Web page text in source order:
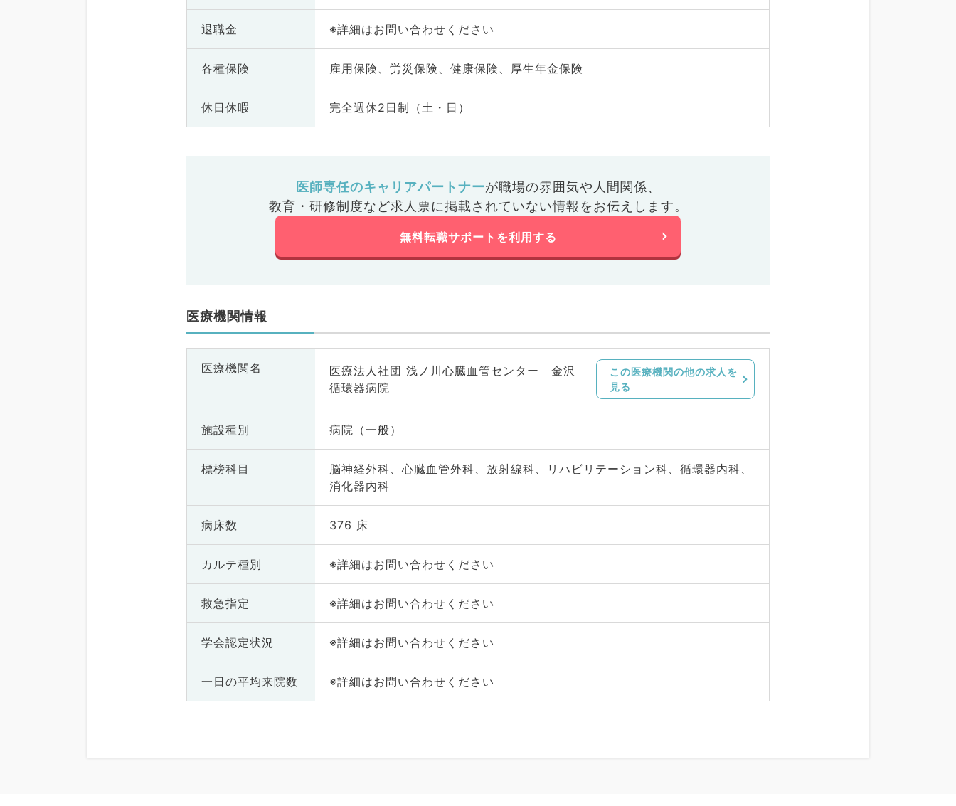
退職金 ※詳細はお問い合わせください
各種保険 雇用保険、労災保険、健康保険、厚生年金保険
休日休暇 完全週休2日制（土・日）
医師専任のキャリアパートナーが職場の雰囲気や人間関係、
教育・研修制度など求人票に掲載されていない情報をお伝えします。
無料転職サポートを利用する
医療機関情報
医療機関名
医療法人社団 浅ノ川心臓血管センター 金沢
循環器病院
この医療機関の他の求人を
見る
施設種別 病院（一般）
標榜科目
脳神経外科、心臓血管外科、放射線科、リハビリテーション科、循環器内科、
消化器内科
病床数 376 床
カルテ種別 ※詳細はお問い合わせください
救急指定 ※詳細はお問い合わせください
学会認定状況 ※詳細はお問い合わせください
一日の平均来院数 ※詳細はお問い合わせください